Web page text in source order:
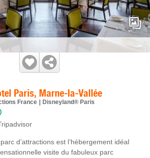
Paris, Marne-la-Vallée
France Disneyland® Paris
d’attractions est l’hébergement idéal
visite du fabuleux parc